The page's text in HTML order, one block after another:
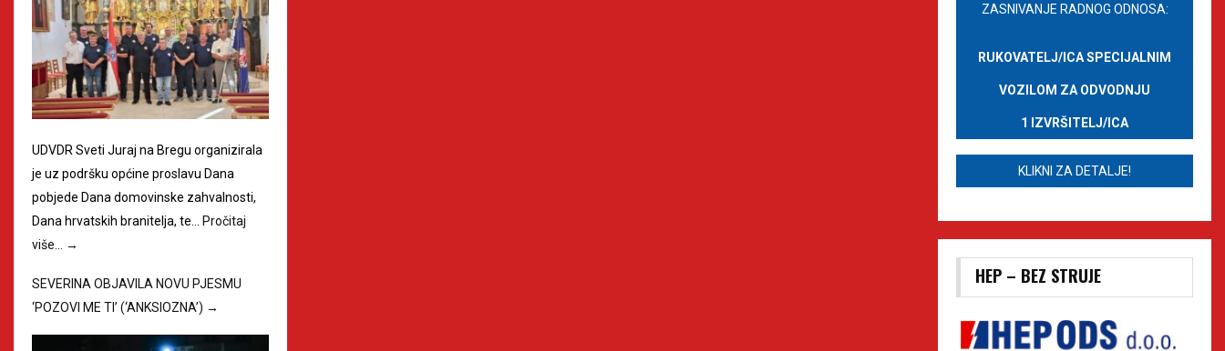
UDVDR Sveti Juraj na Bregu organizirala
je uz podršku općine proslavu Dana
pobjede Dana domovinske zahvalnosti,
Dana hrvatskih branitelja, te… Pročitaj
više… →
SEVERINA OBJAVILA NOVU PJESMU
‘POZOVI ME TI’ (‘ANKSIOZNA’) →
ZASNIVANJE RADNOG ODNOSA:
RUKOVATELJ/ICA SPECIJALNIM
VOZILOM ZA ODVODNJU
1 IZVRŠITELJ/ICA
KLIKNI ZA DETALJE!
HEP – BEZ STRUJE